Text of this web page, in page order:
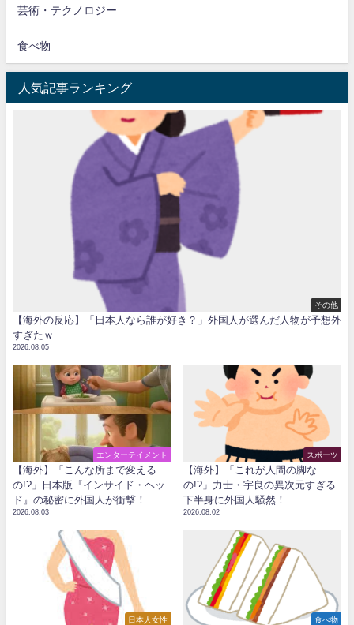
芸術・テクノロジー
食べ物
人気記事ランキング
その他
【海外の反応】「日本人なら誰が好き？」外国人が選んだ人物が予想外
すぎたｗ
2026.08.05
エンターテイメント
【海外】「こんな所まで変える
の!?」日本版『インサイド・ヘッ
ド』の秘密に外国人が衝撃！
2026.08.03
スポーツ
【海外】「これが人間の脚な
の!?」力士・宇良の異次元すぎる
下半身に外国人騒然！
2026.08.02
日本人女性 食べ物